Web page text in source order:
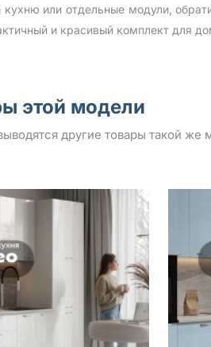
или отдельные модули,
и красивый комплект для
этой модели
другие товары такой же